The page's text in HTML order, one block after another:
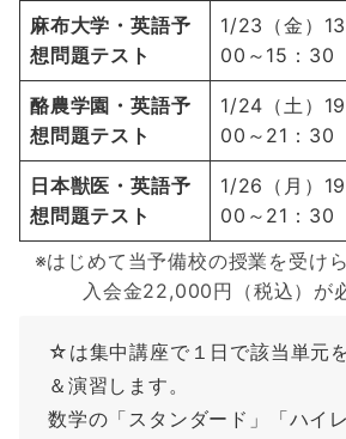
麻布大学・英語予
想問題テスト
1/23（金）13
00～15：30
酪農学園・英語予
想問題テスト
1/24（土）19
00～21：30
日本獣医・英語予
想問題テスト
1/26（月）19
00～21：30
※はじめて当予備校の授業を受け
入会金22,000円（税込）が
☆は集中講座で１日で該当単元
＆演習します。
数学の「スタンダード」「ハイ